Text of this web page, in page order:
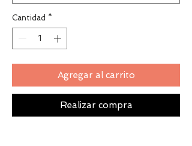
Cantidad *
Agregar al carrito
Realizar compra